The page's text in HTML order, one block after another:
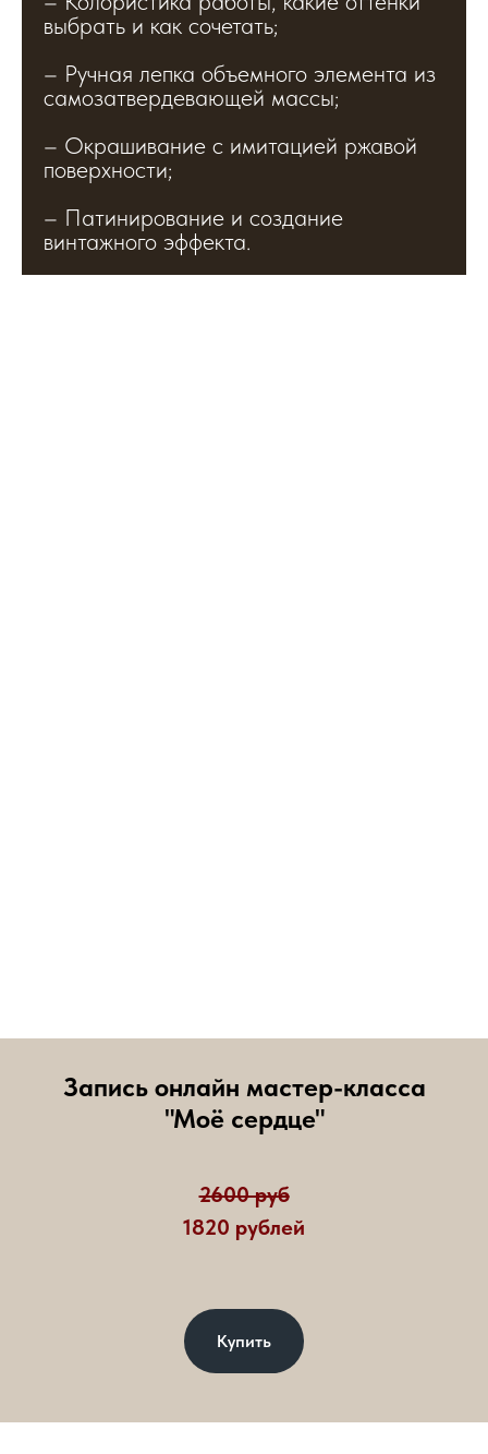
выбрать и как сочетать;
– Ручная лепка объемного элемента из
самозатвердевающей массы;
– Окрашивание с имитацией ржавой
поверхности;
– Патинирование и создание
винтажного эффекта.
Запись онлайн мастер-класса
"Моё сердце"
2600 руб
1820 рублей
Купить